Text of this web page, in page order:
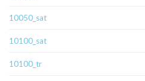
10050_sat
10100_sat
10100_tr